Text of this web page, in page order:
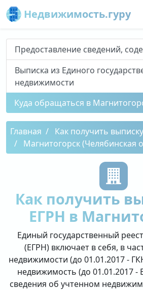
Недвижимость.гуру
Предоставление сведений,
Выписка из Единого
недвижимости
Куда обращаться в
Главная
Как получить
Магнитогорск (Челябинская
Как получить
ЕГРН в
Единый государственный
(ЕГРН) включает в себя, в
недвижимости (до 01.01.2017 -
недвижимость (до 01.01.2017 -
сведения об учтенном